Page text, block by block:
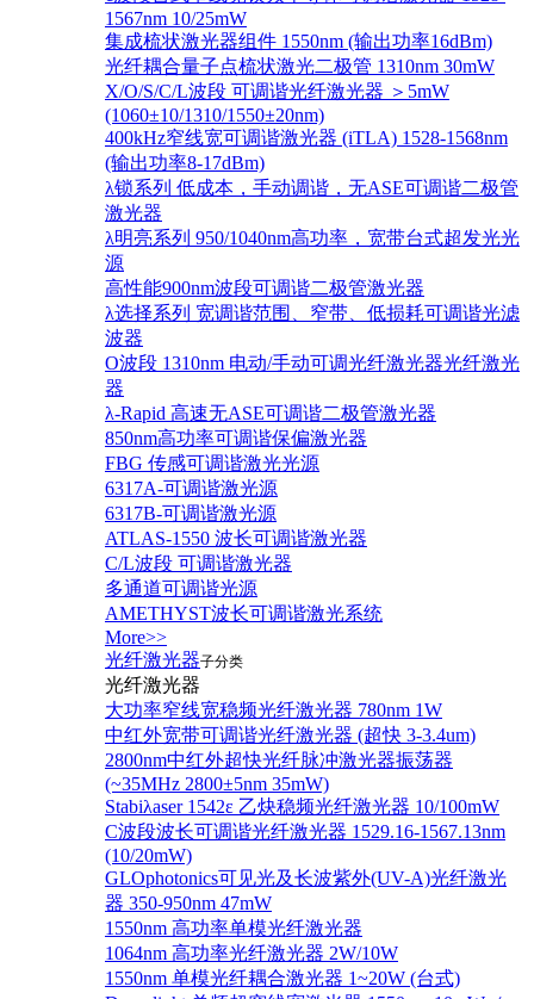
1567nm 10/25mW
集成梳状激光器组件 1550nm (输出功率16dBm)
光纤耦合量子点梳状激光二极管 1310nm 30mW
X/O/S/C/L波段 可调谐光纤激光器 ＞5mW
(1060±10/1310/1550±20nm)
400kHz窄线宽可调谐激光器 (iTLA) 1528-1568nm
(输出功率8-17dBm)
λ锁系列 低成本，手动调谐，无ASE可调谐二极管
激光器
λ明亮系列 950/1040nm高功率，宽带台式超发光光
源
高性能900nm波段可调谐二极管激光器
λ选择系列 宽调谐范围、窄带、低损耗可调谐光滤
波器
O波段 1310nm 电动/手动可调光纤激光器光纤激光
器
λ-Rapid 高速无ASE可调谐二极管激光器
850nm高功率可调谐保偏激光器
FBG 传感可调谐激光光源
6317A-可调谐激光源
6317B-可调谐激光源
ATLAS-1550 波长可调谐激光器
C/L波段 可调谐激光器
多通道可调谐光源
AMETHYST波长可调谐激光系统
More>>
光纤激光器子分类
光纤激光器
大功率窄线宽稳频光纤激光器 780nm 1W
中红外宽带可调谐光纤激光器 (超快 3-3.4um)
2800nm中红外超快光纤脉冲激光器振荡器
(~35MHz 2800±5nm 35mW)
Stabiλaser 1542ε 乙炔稳频光纤激光器 10/100mW
C波段波长可调谐光纤激光器 1529.16-1567.13nm
(10/20mW)
GLOphotonics可见光及长波紫外(UV-A)光纤激光
器 350-950nm 47mW
1550nm 高功率单模光纤激光器
1064nm 高功率光纤激光器 2W/10W
1550nm 单模光纤耦合激光器 1~20W (台式)